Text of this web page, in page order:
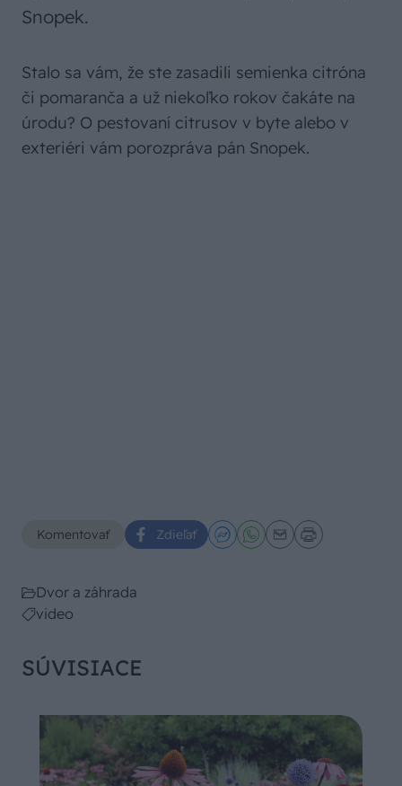
Snopek.
Stalo sa vám, že ste zasadili semienka citróna
či pomaranča a už niekoľko rokov čakáte na
úrodu? O pestovaní citrusov v byte alebo v
exteriéri vám porozpráva pán Snopek.
Komentovať Zdieľať
Dvor a záhrada
video
SÚVISIACE